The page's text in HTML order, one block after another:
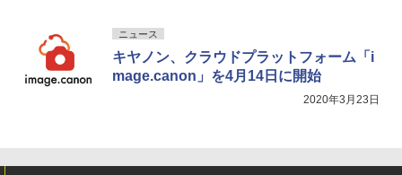
ニュース
キヤノン、クラウドプラットフォーム「i
mage.canon」を4月14日に開始
2020年3月23日